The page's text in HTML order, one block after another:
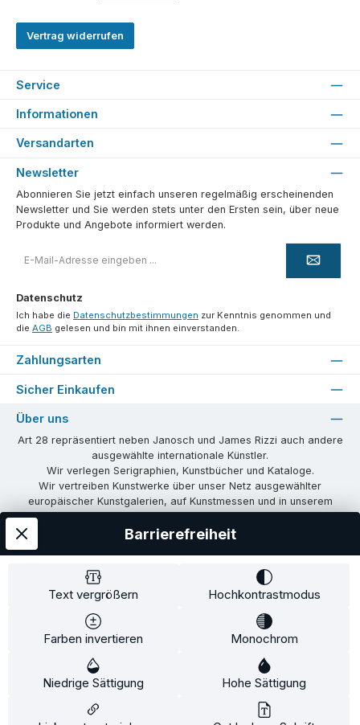
Vertrag widerrufen
Service
Informationen
Versandarten
Newsletter
Abonnieren Sie jetzt einfach unseren regelmäßig erscheinenden
Newsletter und Sie werden stets unter den Ersten sein, über neue
Produkte und Angebote informiert werden.
Mail-
Datenschutz
Ich habe die Datenschutzbestimmungen zur Kenntnis genommen und
die AGB gelesen und bin mit ihnen einverstanden.
Zahlungsarten
Sicher Einkaufen
Über uns
Art 28 repräsentiert neben Janosch und James Rizzi auch andere
ausgewählte internationale Künstler.
Wir verlegen Serigraphien, Kunstbücher und Kataloge.
Wir vertreiben Kunstwerke über unser Netz ausgewählter
europäischer Kunstgalerien, auf Kunstmessen und in unserem
Wir vermitteln Lizenzen und organisieren Ausstellungen und
Unsere Communities
Versandkosten
Widerrufsformular
Impressum
Datenschutz
Alle Preise inkl. gesetzl. Mehrwertsteuer zzgl. Versandkosten
Nachnahmegebühren, wenn nicht anders angegeben.
Text vergrößern Hochkontrastmodus
Farben invertieren Monochrom
Niedrige Sättigung Hohe Sättigung
Barrierefreiheit